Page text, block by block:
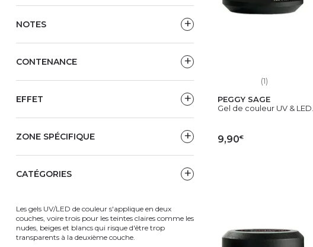
(1)
PEGGY SAGE
Gel de couleur UV & LED...
9,90€
NOTES
CONTENANCE
EFFET
ZONE SPÉCIFIQUE
CATÉGORIES
Les gels UV/LED de couleur s'applique en deux
couches, voire trois pour les teintes claires comme les
nudes, beiges et blancs qui risque d'être trop
transparents à la deuxième couche.